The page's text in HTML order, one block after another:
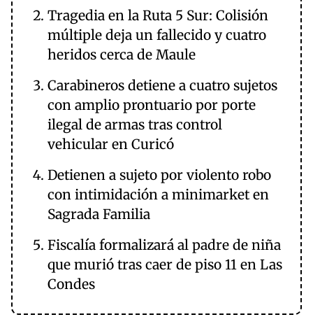
Tragedia en la Ruta 5 Sur: Colisión
múltiple deja un fallecido y cuatro
heridos cerca de Maule
Carabineros detiene a cuatro sujetos
con amplio prontuario por porte
ilegal de armas tras control
vehicular en Curicó
Detienen a sujeto por violento robo
con intimidación a minimarket en
Sagrada Familia
Fiscalía formalizará al padre de niña
que murió tras caer de piso 11 en Las
Condes